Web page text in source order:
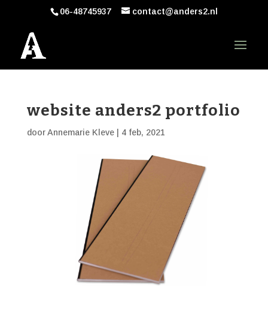
06-48745937 contact@anders2.nl
website anders2 portfolio
doorAnnemarie Kleve| 4 feb, 2021